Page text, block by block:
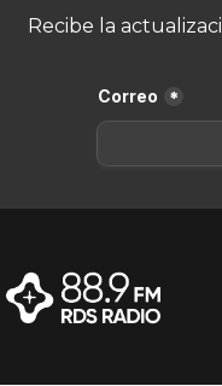
Recibe la